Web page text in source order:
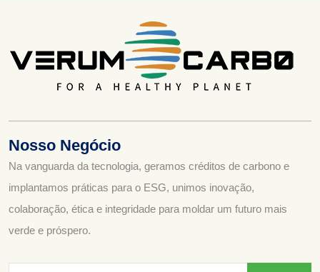
Nosso Negócio
Na vanguarda da tecnologia, geramos créditos de carbono e
implantamos práticas para o ESG, unimos inovação,
colaboração, ética e integridade para moldar um futuro mais
verde e próspero.